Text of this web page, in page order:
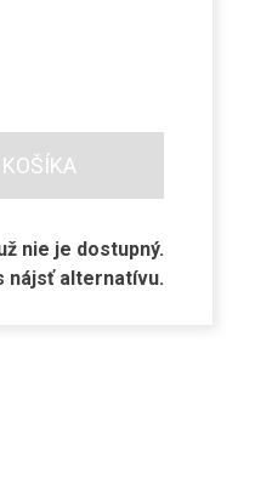
nie je dostupný.
nájsť alternatívu.